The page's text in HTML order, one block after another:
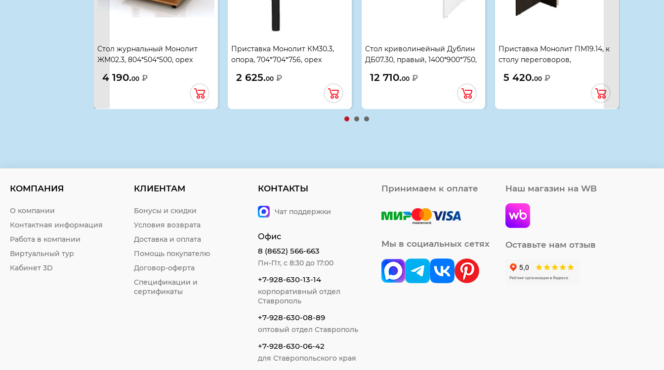
Стол журнальный Монолит
ЖМ02.3, 804*504*500, орех
4 190.00 ₽
Приставка Монолит КМ30.3,
опора, 704*704*756, орех
2 625.00 ₽
Стол криволинейный Дублин
ДБ07.30, правый, 1400*900*750,
12 710.00 ₽
Приставка Монолит ПМ19.14, к
столу переговоров,
5 420.00 ₽
КОМПАНИЯ
О компании
Контактная информация
Работа в компании
Виртуальный тур
Кабинет 3D
КЛИЕНТАМ
Бонусы и скидки
Условия возврата
Доставка и оплата
Помощь покупателю
Договор-оферта
Спецификации и
сертификаты
КОНТАКТЫ
Чат поддержки
Офис
8 (8652) 566-663
Пн-Пт, с 8:30 до 17:00
+7-928-630-13-14
корпоративный отдел
Ставрополь
+7-928-630-08-89
оптовый отдел Ставрополь
+7-928-630-06-42
для Ставропольского края
Принимаем к оплате
Мы в социальных сетях
Наш магазин на WB
Оставьте нам отзыв